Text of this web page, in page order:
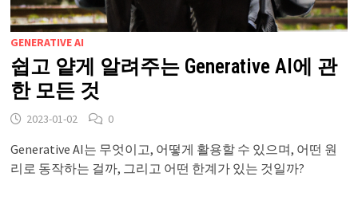
GENERATIVE AI
쉽고 얕게 알려주는 Generative AI에 관
한 모든 것
2023-01-02 0
Generative AI는 무엇이고, 어떻게 활용할 수 있으며, 어떤 원
리로 동작하는 걸까, 그리고 어떤 한계가 있는 것일까?